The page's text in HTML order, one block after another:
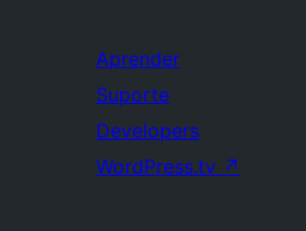
Aprender
Suporte
Developers
WordPress.tv ↗